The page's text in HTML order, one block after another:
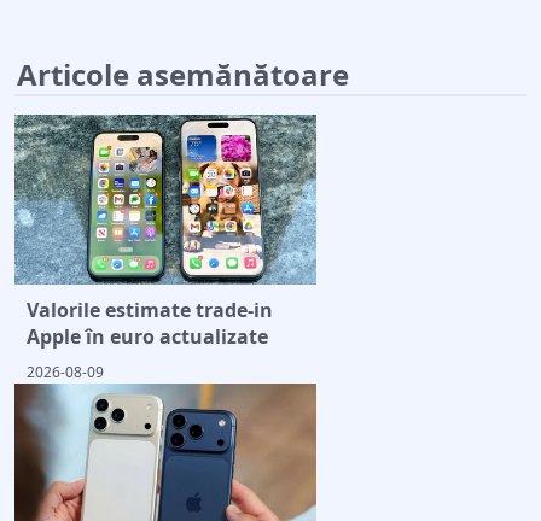
Articole asemănătoare
Valorile estimate trade-in
Apple în euro actualizate
2026-08-09